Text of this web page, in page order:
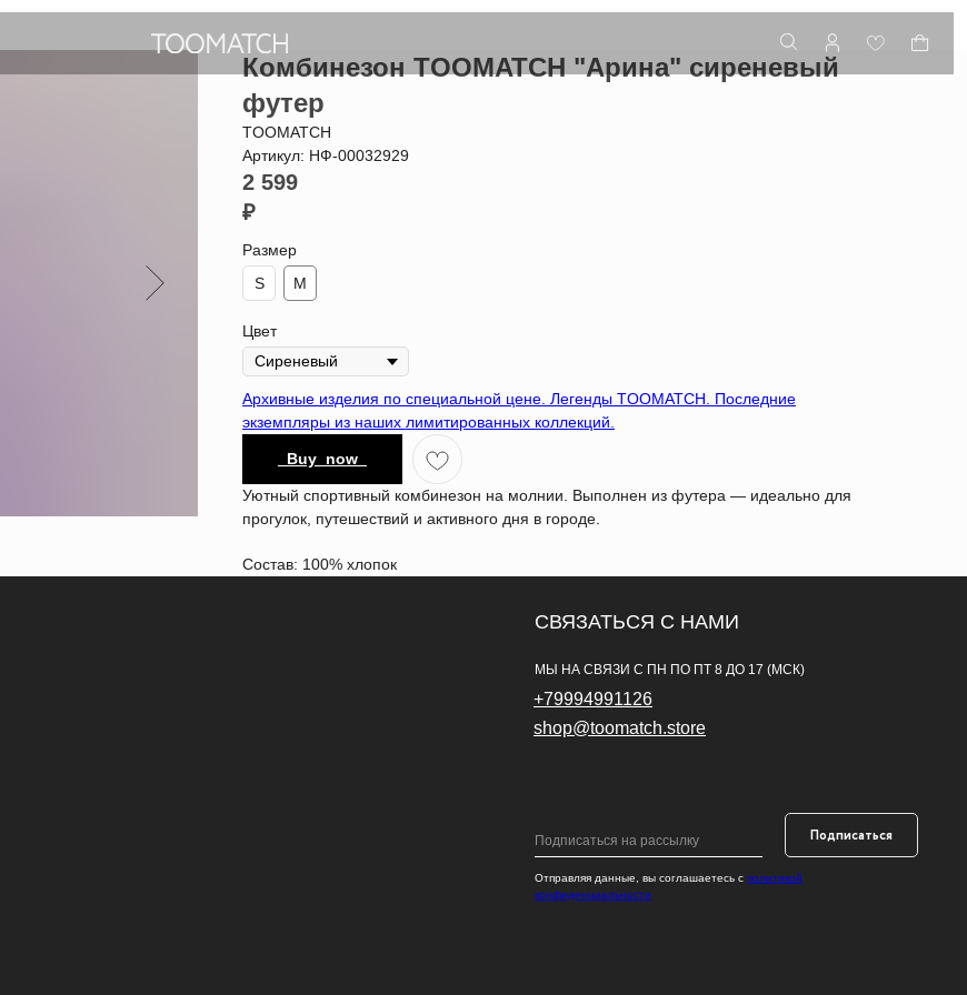
Комбинезон TOOMATCH "Арина" сиреневый
футер
TOOMATCH
Артикул: НФ-00032929
2 599
₽
Размер
S
M
Цвет
Архивные изделия по специальной цене. Легенды TOOMATCH. Последние
экземпляры из наших лимитированных коллекций.
_Buy_now_
Уютный спортивный комбинезон на молнии. Выполнен из футера — идеально для
прогулок, путешествий и активного дня в городе.
Состав: 100% хлопок
СВЯЗАТЬСЯ С НАМИ
МЫ НА СВЯЗИ С ПН ПО ПТ 8 ДО 17 (МСК)
+79994991126
Подписаться
Отправляя данные, вы соглашаетесь с политикой
конфиденциальности
shop@toomatch.store